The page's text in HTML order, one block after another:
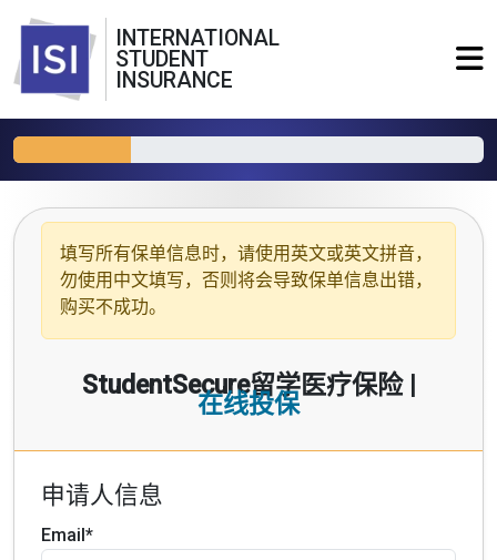
INTERNATIONAL
STUDENT
INSURANCE
填写所有保单信息时，请使用 英文或英文拼音，
勿使用中文填写，否则将会导致保单信息出错，
购买不成功。
StudentSecure留学医疗保险 |
在线投保
申请人信息
Email*